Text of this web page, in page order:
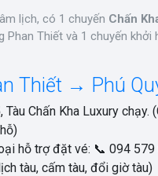
lịch, có 1 chuyến Chấn
Phan Thiết và 1 chuyến khởi
Thiết → Phú
, Tàu Chấn Kha Luxury chạy.
hỗ trợ đặt vé: 📞 094 579
tàu, cấm tàu, đổi giờ tàu)